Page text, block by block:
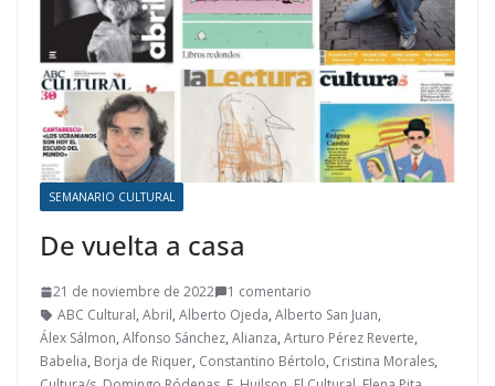
SEMANARIO CULTURAL
De vuelta a casa
21 de noviembre de 2022
1 comentario
ABC Cultural, Abril, Alberto Ojeda, Alberto San Juan,
Álex Sálmon, Alfonso Sánchez, Alianza, Arturo Pérez Reverte,
Babelia, Borja de Riquer, Constantino Bértolo, Cristina Morales,